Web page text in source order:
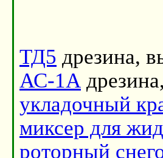
ТД5 дрезина,
АС-1А
укладочный
миксер для
роторный